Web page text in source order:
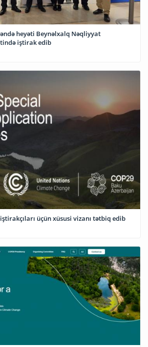
heyəti Beynəlxalq Nəqliyyat
iştirak edib
üçün xüsusi vizanı tətbiq edib